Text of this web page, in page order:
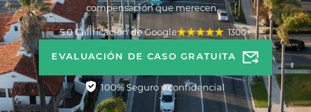
compensación que merecen.
EVALUACIÓN DE CASO GRATUITA
100% Seguro y confidencial
1300+
5.0 Calificación de Google